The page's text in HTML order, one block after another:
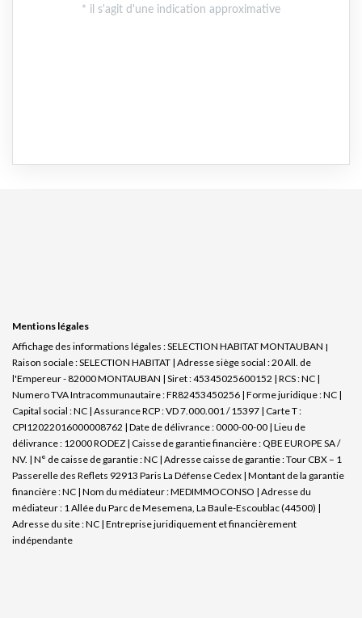
Mentions légales
Affichage des informations légales : SELECTION HABITAT MONTAUBAN |
Raison sociale : SELECTION HABITAT | Adresse siège social : 20 All. de
l'Empereur - 82000 MONTAUBAN | Siret : 45345025600152 | RCS : NC |
Numero TVA Intracommunautaire : FR82453450256 | Forme juridique : NC |
Capital social : NC | Assurance RCP : VD 7.000.001 / 15397 | Carte T :
CPI12022016000008762 | Date de délivrance : 0000-00-00 | Lieu de
délivrance : 12000 RODEZ | Caisse de garantie financière : QBE EUROPE SA /
NV. | N° de caisse de garantie : NC | Adresse caisse de garantie : Tour CBX – 1
Passerelle des Reflets 92913 Paris La Défense Cedex | Montant de la garantie
financière : NC | Nom du médiateur : MEDIMMOCONSO | Adresse du
médiateur : 1 Allée du Parc de Mesemena, La Baule-Escoublac (44500) |
Adresse du site : NC | Entreprise juridiquement et financièrement
indépendante